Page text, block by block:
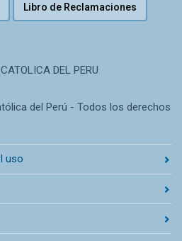
Libro de Reclamaciones
DEL PERU
del Perú - Todos los derechos
uso